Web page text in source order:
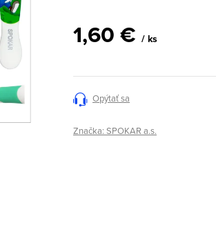
1,60 € / ks
Opýtať sa
Značka: SPOKAR a.s.